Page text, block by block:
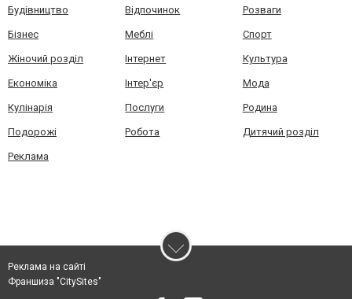
Будівництво Відпочинок Розваги
Бізнес Меблі Спорт
Жіночий розділ Інтернет Культура
Економіка Інтер'єр Мода
Кулінарія Послуги Родина
Подорожі Робота Дитячий розділ
Реклама
Реклама на сайті
Франшиза "CitySites"